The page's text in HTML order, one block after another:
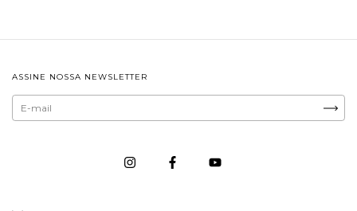
ASSINE NOSSA NEWSLETTER